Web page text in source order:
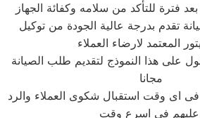
تقدم بدرجة عالية الجودة من توكيل
المعتمد لارضاء العملاء
على هذا النموذج لتقديم طلب الصيانة
مجانا
24 ساعة فى اى وقت استقبال شكوى العملاء والرد